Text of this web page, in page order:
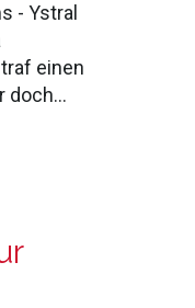
- Ystral
einen
doch…